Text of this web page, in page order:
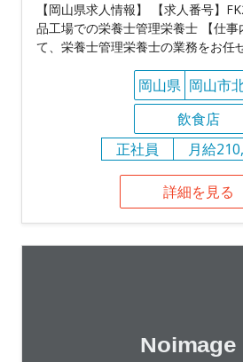
【岡山県求人情報】 【求人番号】
品工場での栄養士管理栄養士 【仕事
て、栄養士管理栄養士の業務をお任
岡山県 岡山市
飲食店
正社員
月給
詳細を見る